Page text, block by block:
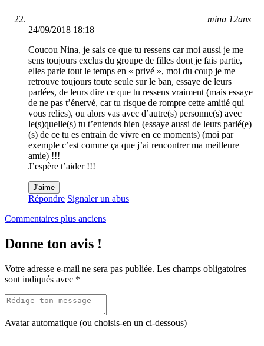
mina 12ans
24/09/2018 18:18
Coucou Nina, je sais ce que tu ressens car moi aussi je me
sens toujours exclus du groupe de filles dont je fais partie,
elles parle tout le temps en « privé », moi du coup je me
retrouve toujours toute seule sur le ban, essaye de leurs
parlées, de leurs dire ce que tu ressens vraiment (mais essaye
de ne pas t’énervé, car tu risque de rompre cette amitié qui
vous relies), ou alors vas avec d’autre(s) personne(s) avec
le(s)quelle(s) tu t’entends bien (essaye aussi de leurs parlé(e)
(s) de ce tu es entrain de vivre en ce moments) (moi par
exemple c’est comme ça que j’ai rencontrer ma meilleure
amie) !!!
J’espère t’aider !!!
J'aime
Répondre Signaler un abus
Navigation
dans
les
commentaires
Commentaires plus anciens
Donne ton avis !
Votre adresse e-mail ne sera pas publiée. Les champs obligatoires
sont indiqués avec *
Avatar automatique (ou choisis-en un ci-dessous)